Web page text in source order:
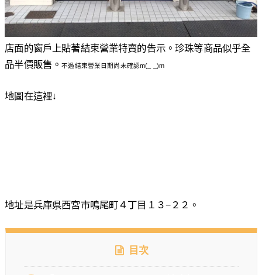
店面的窗戶上貼著結束營業特賣的告示。珍珠等商品似乎全
品半價販售。不過結束營業日期尚未確認m(_ _)m
地圖在這裡↓
地址是兵庫県西宮市鳴尾町４丁目１３−２２。
目次